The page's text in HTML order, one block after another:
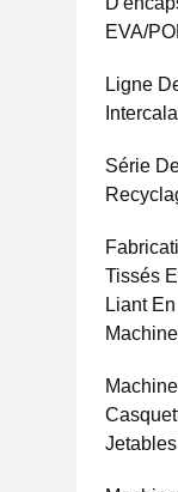
EVA/
Ligne
Série
Tissés
Liant
Jetables